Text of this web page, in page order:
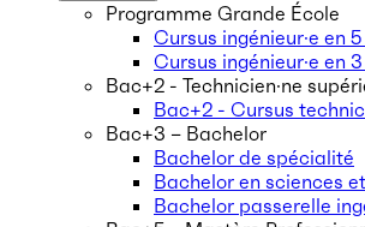
Programme Grande École
Cursus ingénieur·e en
Cursus ingénieur·e en
Bac+2 - Technicien·ne
Bac+2 - Cursus
Bac+3 – Bachelor
Bachelor de spécialité
Bachelor en sciences
Bachelor passerelle